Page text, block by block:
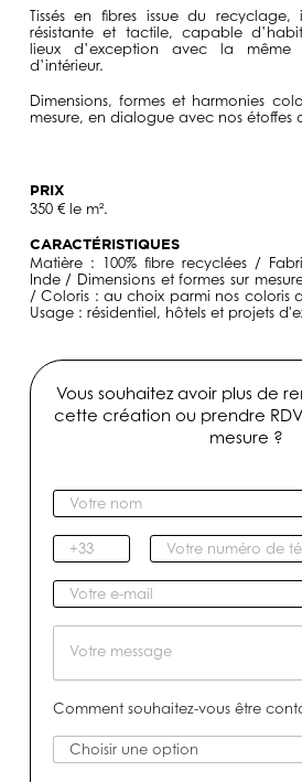
Tissés en fibres issue du
résistante et tactile, capable
lieux d’exception avec la
d’intérieur.
Dimensions, formes et harmonies
mesure, en dialogue avec nos étoffes
PRIX
350 € le m².
CARACTÉRISTIQUES
Matière : 100% fibre recyclées /
Inde / Dimensions et formes sur
/ Coloris : au choix parmi nos coloris
Usage : résidentiel, hôtels et projets
Vous souhaitez avoir plus de
cette création ou prendre
mesure ?
V
o
t
r
e
n
o
I
n
d
i
c
f
V
o
t
r
e
n
é
r
o
V
o
t
-
m
s
a
g
e
Comment souhaitez-vous être